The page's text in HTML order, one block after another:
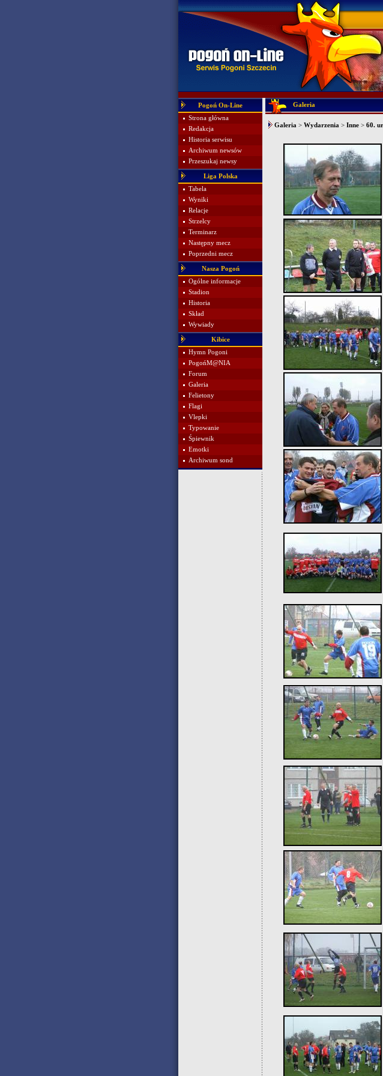
Pogoń On-Line
Strona główna
Redakcja
Historia serwisu
Archiwum newsów
Przeszukaj newsy
Liga Polska
Tabela
Wyniki
Relacje
Strzelcy
Terminarz
Następny mecz
Poprzedni mecz
Nasza Pogoń
Ogólne informacje
Stadion
Historia
Skład
Wywiady
Kibice
Hymn Pogoni
PogońM@NIA
Forum
Galeria
Felietony
Flagi
Vlepki
Typowanie
Śpiewnik
Emotki
Archiwum sond
Galeria
Galeria > Wydarzenia > Inne > 60.